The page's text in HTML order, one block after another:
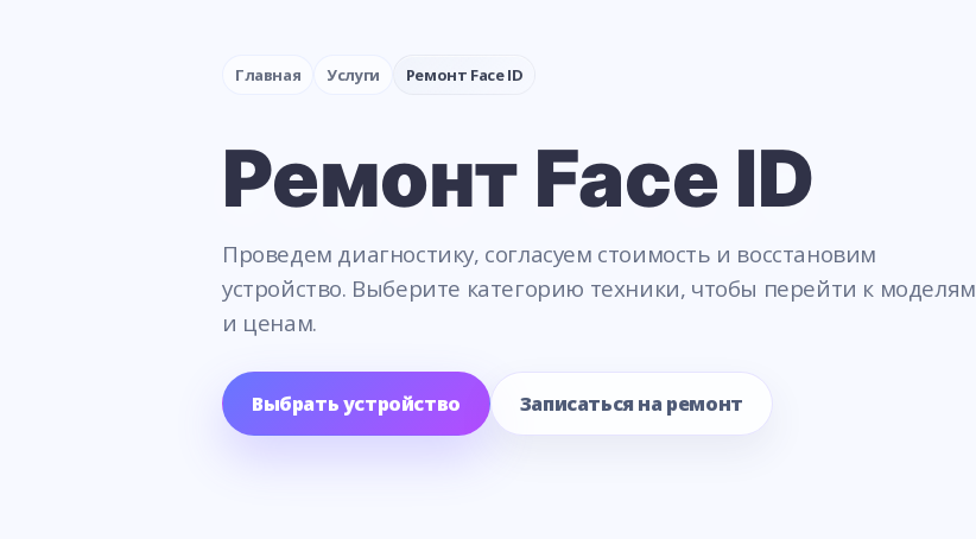
Главная Услуги Ремонт Face ID
Ремонт Face ID
Проведем диагностику, согласуем стоимость и восстановим
устройство. Выберите категорию техники, чтобы перейти к моделям
и ценам.
Выбрать устройство Записаться на ремонт